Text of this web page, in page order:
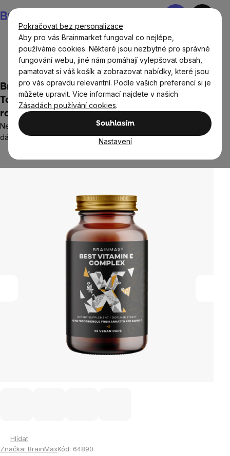
Pokračovat bez personalizace
Aby pro vás Brainmarket fungoval co nejlépe,
používáme cookies. Některé jsou nezbytné pro správné
fungování webu, jiné nám pomáhají vylepšovat obsah,
pamatovat si váš košík a zobrazovat nabídky, které jsou
pro vás opravdu relevantní. Podle vašich preferencí si je
můžete upravit. Více informací najdete v našich
Zásadách používání cookies.
Souhlasím
Nastavení
na
obsah
Nákupní
BrainMax®
BrainMax Best Vitamin E Complex,
Tokotrienoly v přírodní formě, 90
rostlinných kapslí
Nejsilnější forma vitamínu E, 50x silnější než běžný vitamín E, 90
dávek, doplněk stravy
Průměrné
Hlídat
Značka: BrainMaxKód: 64890